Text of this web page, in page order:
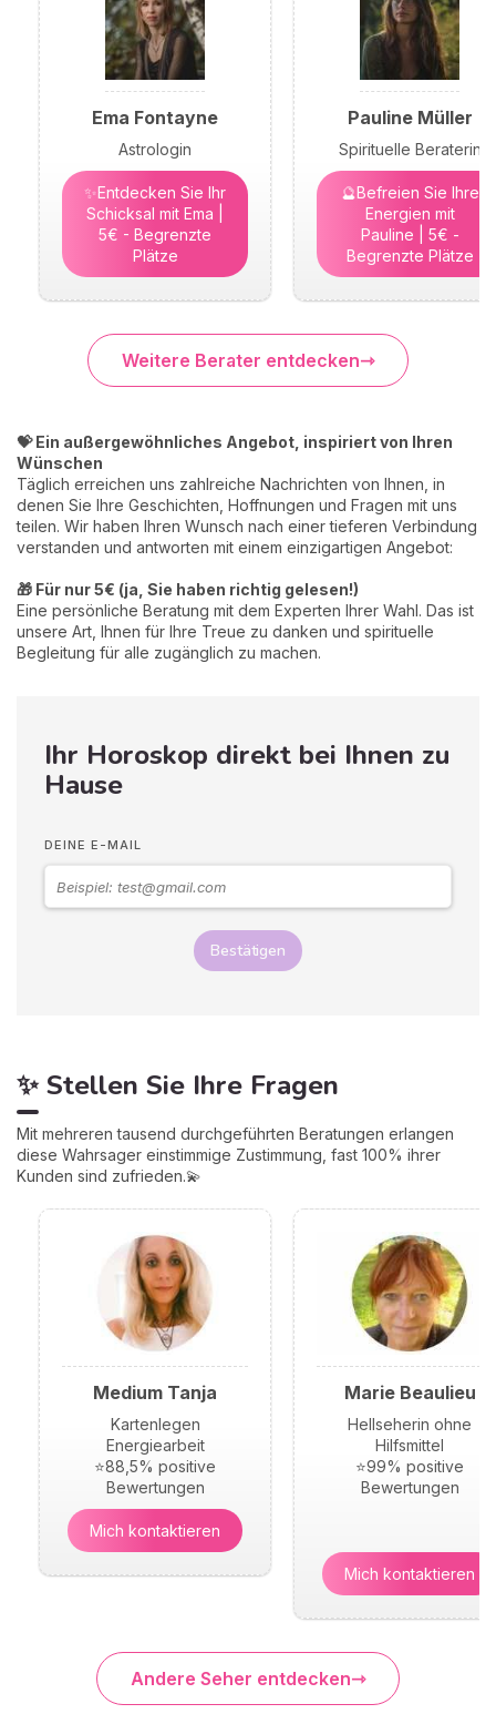
Ema Fontayne
Astrologin
✨Entdecken Sie Ihr
Schicksal mit Ema |
5€ - Begrenzte
Plätze
Pauline Müller
Spirituelle Beraterin
🔮Befreien Sie Ihre
Energien mit
Pauline | 5€ -
Begrenzte Plätze
Weitere Berater entdecken
💝 Ein außergewöhnliches Angebot, inspiriert von Ihren
Wünschen
Täglich erreichen uns zahlreiche Nachrichten von Ihnen, in
denen Sie Ihre Geschichten, Hoffnungen und Fragen mit uns
teilen. Wir haben Ihren Wunsch nach einer tieferen Verbindung
verstanden und antworten mit einem einzigartigen Angebot:
🎁 Für nur 5€ (ja, Sie haben richtig gelesen!)
Eine persönliche Beratung mit dem Experten Ihrer Wahl. Das ist
unsere Art, Ihnen für Ihre Treue zu danken und spirituelle
Begleitung für alle zugänglich zu machen.
Ihr Horoskop direkt bei Ihnen zu
Hause
DEINE E-MAIL
Bestätigen
✨ Stellen Sie Ihre Fragen
Mit mehreren tausend durchgeführten Beratungen erlangen
diese Wahrsager einstimmige Zustimmung, fast 100% ihrer
Kunden sind zufrieden.💫
Medium Tanja
Kartenlegen
Energiearbeit
⭐88,5% positive
Bewertungen
Mich kontaktieren
Marie Beaulieu
Hellseherin ohne
Hilfsmittel
⭐99% positive
Bewertungen
Mich kontaktieren
Andere Seher entdecken